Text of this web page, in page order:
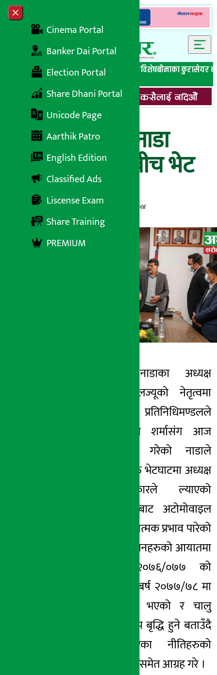
Skip to content
Close menu
Cinema Portal
Banker Dai Portal
Election Portal
Share Dhani Portal
Unicode Page
Aarthik Patro
English Edition
Classified Ads
Liscense Exam
Share Training
PREMIUM
सबै समाचारबेथिति मुर्दाबादबैंकिङ विशेष लघुवित्त विशेषबीमाका कुरासेयर
अर्थमन्त्री शर्मा र नाडा
प्रतिनिधि मण्डलबीच भेट
अर्थ सरोकार २८ कार्तिक २०७८, आईतबार १७:५४
काठमाडौं । नाडाका अध्यक्ष
कृष्णप्रसाद दुलालज्यूको नेतृत्वमा
गएको ८ सदसिय प्रतिनिधिमण्डलले
अर्थमन्त्री जनार्दन शर्मासंग आज
मन्त्रालयमा भेट गरेको नाडाले
जनाएको छ । उक्त भेटघाटमा अध्यक्ष
दुलालले सरकारले ल्याएको
प्रतिस्थापन बजेटबाट अटोमोवाइल
व्यवसायमा सकारात्मक प्रभाव पारेको
कारण सवारी साधनहरुको आयातमा
आर्थिक बर्ष २०७६/०७७ को
तुलनामा आर्थिक बर्ष २०७७/७८ मा
सतप्रतिशत बृद्धि भएको र चालु
आर्थिक बर्षमा अझ बृद्धि हुने बताउँदै
सरकारले ल्याएका नीतिहरुको
निरन्तरताका लागिसमेत आग्रह गरे ।